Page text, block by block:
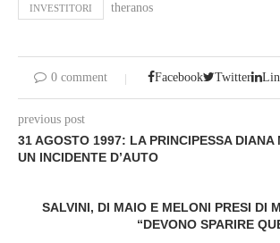
INVESTITORI theranos
0 comment Facebook Twitter
previous post
31 AGOSTO 1997: LA PRINCIPESSA DIANA
UN INCIDENTE D’AUTO
SALVINI, DI MAIO E MELONI PRESI DI
“DEVONO SPARIRE